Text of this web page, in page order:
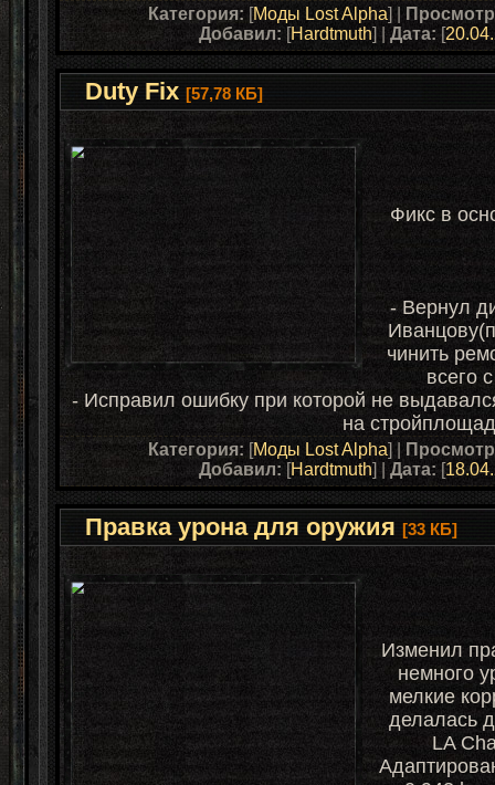
Категория: [Моды Lost Alpha] |
Добавил: [Hardtmuth] | Дата: [
Duty Fix [57,78 КБ]
Фикс в
- Вернул
чинить
всего
- Исправил ошибку при которой не
на
Категория: [Моды Lost Alpha] |
Добавил: [Hardtmuth] | Дата: [
Правка урона для оружия [33 КБ]
Изменил
немного
мелкие
делалась
LA